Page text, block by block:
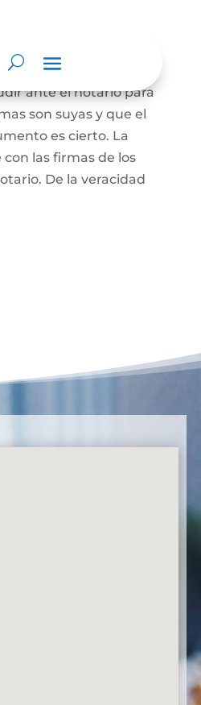
firma y contenido
un documento
ante el notario para
son suyas y que el
es cierto. La
las firmas de los
De la veracidad